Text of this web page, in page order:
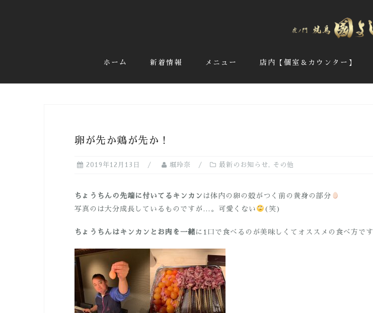
ス
ホーム 新着情報 メニュー 店内【個室＆カウンター】
卵が先か鶏が先か！
2019年12月13日 堀玲奈 最新のお知らせ , その他
ちょうちんの先端に付いてるキンカン は体内の卵の殻がつく前の黄身の部分
写真のは大分成長しているものですが…。可愛くない
(笑)
ちょうちんはキンカンとお肉を一緒に1口で食べるのが美味しくてオススメの食べ方です